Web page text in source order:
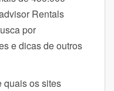
Rentals
por
e dicas de outros
quais os sites